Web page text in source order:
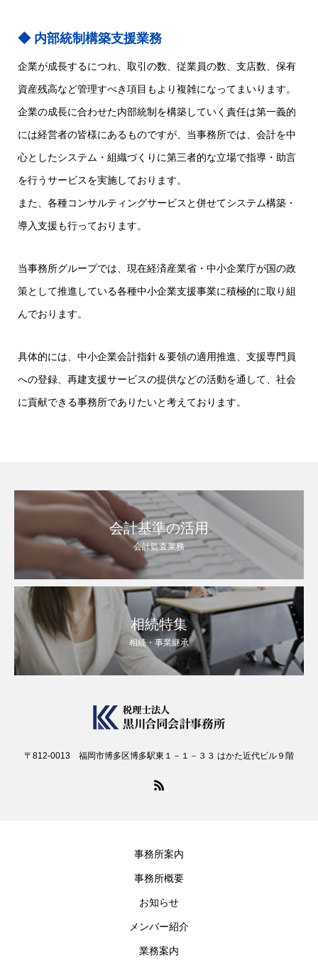
内部統制構築支援業務
企業が成長するにつれ、取引の数、従業員の数、支店数、保有
資産残高など管理すべき項目もより複雑になってまいります。
企業の成長に合わせた内部統制を構築していく責任は第一義的
には経営者の皆様にあるものですが、当事務所では、会計を中
心としたシステム・組織づくりに第三者的な立場で指導・助言
を行うサービスを実施しております。
また、各種コンサルティングサービスと併せてシステム構築・
導入支援も行っております。
当事務所グループでは、現在経済産業省・中小企業庁が国の政
策として推進している各種中小企業支援事業に積極的に取り組
んでおります。
具体的には、中小企業会計指針＆要領の適用推進、支援専門員
への登録、再建支援サービスの提供などの活動を通して、社会
に貢献できる事務所でありたいと考えております。
会計基準の活用
会計監査業務
相続特集
相続・事業継承
〒812-0013 福岡市博多区博多駅東１－１－３３ はかた近代ビル９階
事務所案内
事務所概要
お知らせ
メンバー紹介
業務案内